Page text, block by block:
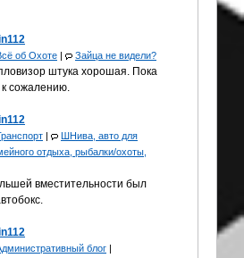
об Охоте | Зайца не видели?
штука хорошая. Пока
сожалению.
|
ШНива, авто для
отдыха, рыбалки/охоты,
вместительности был
блог |